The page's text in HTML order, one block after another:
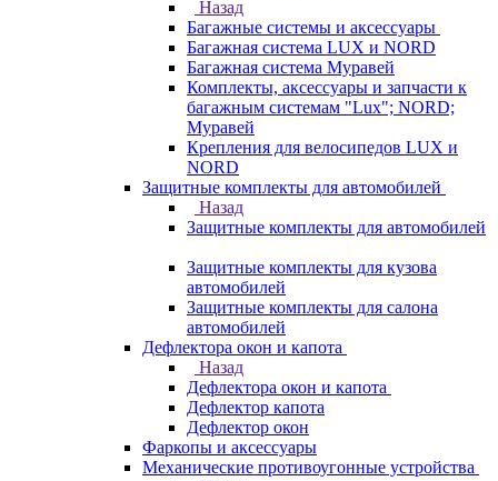
Назад
Багажные системы и аксессуары
Багажная система LUX и NORD
Багажная система Муравей
Комплекты, аксессуары и запчасти к
багажным системам "Lux"; NORD;
Муравей
Крепления для велосипедов LUX и
NORD
Защитные комплекты для автомобилей
Назад
Защитные комплекты для автомобилей
Защитные комплекты для кузова
автомобилей
Защитные комплекты для салона
автомобилей
Дефлектора окон и капота
Назад
Дефлектора окон и капота
Дефлектор капота
Дефлектор окон
Фаркопы и аксессуары
Механические противоугонные устройства